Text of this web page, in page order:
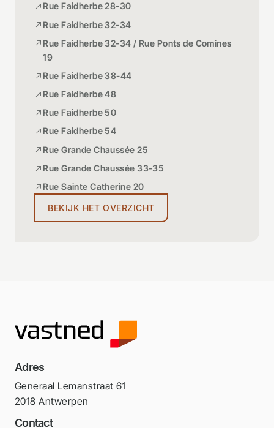
Rue Faidherbe 28-30
Rue Faidherbe 32-34
Rue Faidherbe 32-34 / Rue Ponts de Comines
19
Rue Faidherbe 38-44
Rue Faidherbe 48
Rue Faidherbe 50
Rue Faidherbe 54
Rue Grande Chaussée 25
Rue Grande Chaussée 33-35
Rue Sainte Catherine 20
BEKIJK HET OVERZICHT
Adres
Generaal Lemanstraat 61
2018 Antwerpen
Contact